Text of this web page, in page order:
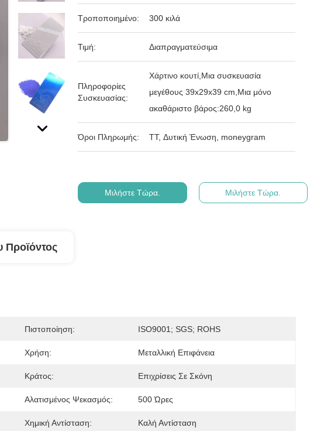
Τροποποιημένο: 300 κιλά
Τιμή: Διαπραγματεύσιμα
Πληροφορίες
Συσκευασίας:
Χάρτινο κουτί,Μια συσκευασία
μεγέθους 39x29x39 cm,Μια μόνο
ακαθάριστο βάρος:260,0 kg
Όροι Πληρωμής: TT, Δυτική Ένωση, moneygram
Μιλήστε Τώρα. Μιλήστε Τώρα.
Προϊόντος
Πιστοποίηση: ISO9001; SGS; ROHS
Χρήση: Μεταλλική Επιφάνεια
Κράτος: Επιχρίσεις Σε Σκόνη
Αλατισμένος Ψεκασμός: 500 Ώρες
Χημική Αντίσταση: Καλή Αντίσταση